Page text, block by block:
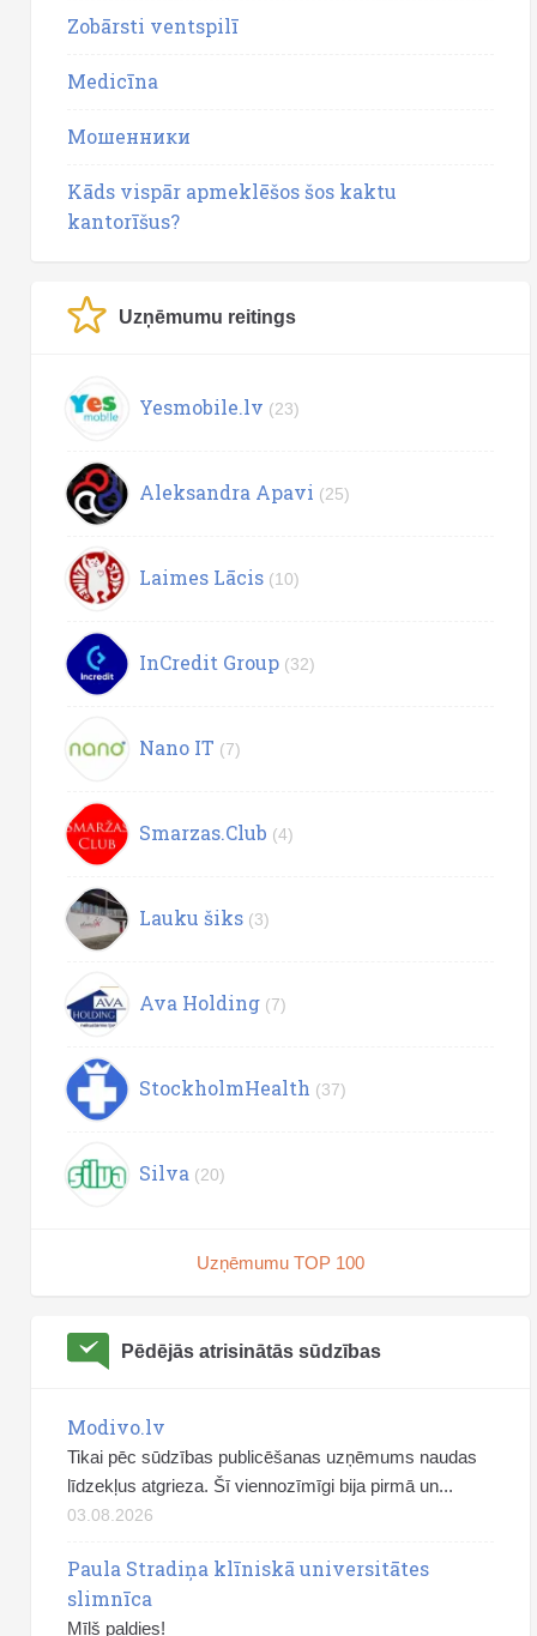
Zobārsti ventspilī
Medicīna
Мошенники
Kāds vispār apmeklēšos šos kaktu
kantorīšus?
Uzņēmumu reitings
Yesmobile.lv (23)
Aleksandra Apavi (25)
Laimes Lācis (10)
InCredit Group (32)
Nano IT (7)
Smarzas.Club (4)
Lauku šiks (3)
Ava Holding (7)
StockholmHealth (37)
Silva (20)
Uzņēmumu TOP 100
Pēdējās atrisinātās sūdzības
Modivo.lv
Tikai pēc sūdzības publicēšanas uzņēmums naudas
līdzekļus atgrieza. Šī viennozīmīgi bija pirmā un...
03.08.2026
Paula Stradiņa klīniskā universitātes
slimnīca
Mīļš paldies!